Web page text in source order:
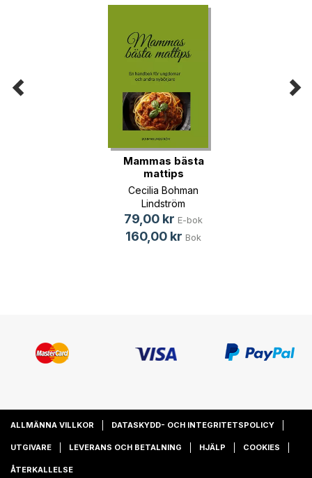
Mammas bästa
mattips
Cecilia Bohman
Lindström
79,00 kr E-bok
160,00 kr Bok
ALLMÄNNA VILLKOR DATASKYDD- OCH INTEGRITETSPOLICY
UTGIVARE LEVERANS OCH BETALNING HJÄLP COOKIES
ÅTERKALLELSE